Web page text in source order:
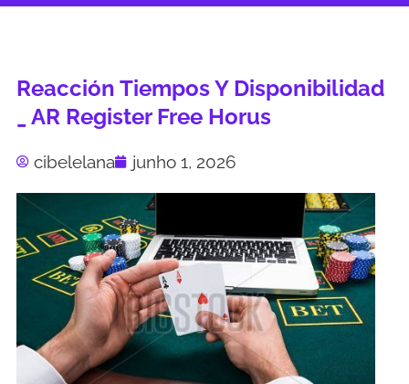
Reacción Tiempos Y Disponibilidad
_ AR Register Free Horus
cibelelana junho 1, 2026